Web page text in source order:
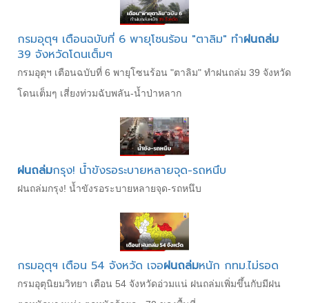
กรมอุตุฯ เตือนฉบับที่ 6 พายุโซนร้อน "ตาลิม" ทำฝนถล่ม
39 จังหวัดโดนเต็มๆ
กรมอุตุฯ เตือนฉบับที่ 6 พายุโซนร้อน "ตาลิม" ทำฝนถล่ม 39 จังหวัด
โดนเต็มๆ เสี่ยงท่วมฉับพลัน-น้ำป่าหลาก
ฝนถล่มกรุง! น้ำขังรอระบายหลายจุด-รถหนึบ
ฝนถล่มกรุง! น้ำขังรอระบายหลายจุด-รถหนึบ
กรมอุตุฯ เตือน 54 จังหวัด เจอฝนถล่มหนัก กทม.ไม่รอด
กรมอุตุนิยมวิทยา เตือน 54 จังหวัดอ่วมแน่ ฝนถล่มเพิ่มขึ้นกับมีฝน